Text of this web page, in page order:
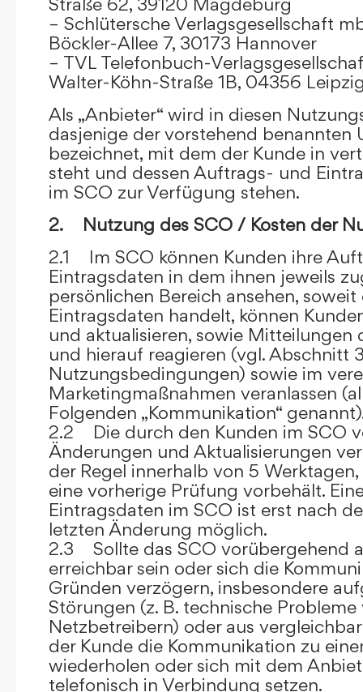
– Schlütersche Verlagsgesellschaft
Böckler-Allee 7, 30173 Hannover
– TVL Telefonbuch-
Walter-Köhn-Straße 1B, 04356
Als „Anbieter“ wird in diesen
dasjenige der vorstehend benannten
bezeichnet, mit dem der Kunde in
steht und dessen Auftrags- und
im SCO zur Verfügung stehen.
2. Nutzung des SCO / Kosten der
2.1 Im SCO können Kunden ihre
Eintragsdaten in dem ihnen jeweils
persönlichen Bereich ansehen,
Eintragsdaten handelt, können
und aktualisieren, sowie Mitteilungen
und hierauf reagieren (vgl. Abschnitt
Nutzungsbedingungen) sowie im
Marketingmaßnahmen veranlassen
Folgenden „Kommunikation“
2.2 Die durch den Kunden im SCO
Änderungen und Aktualisierungen
der Regel innerhalb von 5
eine vorherige Prüfung vorbehält.
Eintragsdaten im SCO ist erst nach
letzten Änderung möglich.
2.3 Sollte das SCO vorübergehend
erreichbar sein oder sich die
Gründen verzögern, insbesondere
Störungen (z. B. technische
Netzbetreibern) oder aus
der Kunde die Kommunikation zu
wiederholen oder sich mit dem
telefonisch in Verbindung setzen.